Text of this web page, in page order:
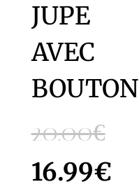
JUPE
AVEC
BOUTON
20.00€
16.99€